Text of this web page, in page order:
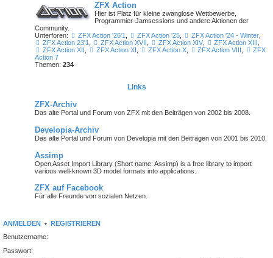
ZFX Action
Hier ist Platz für kleine zwanglose Wettbewerbe,
Programmier-Jamsessions und andere Aktionen der
Community.
Unterforen:
ZFX Action '26'1, ZFX Action '25, ZFX Action '24 - Winter,
ZFX Action 23'1, ZFX Action XVII , ZFX Action XIV, ZFX Action XIII ,
ZFX Action XII , ZFX Action XI , ZFX Action X, ZFX Action VIII ,
ZFX
Action 7
Themen: 234
Links
ZFX-Archiv
Das alte Portal und Forum von ZFX mit den Beiträgen von 2002 bis 2008.
Developia-Archiv
Das alte Portal und Forum von Developia mit den Beiträgen von 2001 bis 2010.
Assimp
Open Asset Import Library (Short name: Assimp) is a free library to import
various well-known 3D model formats into applications.
ZFX auf Facebook
Für alle Freunde von sozialen Netzen.
ANMELDEN •
REGISTRIEREN
Benutzername:
Passwort: